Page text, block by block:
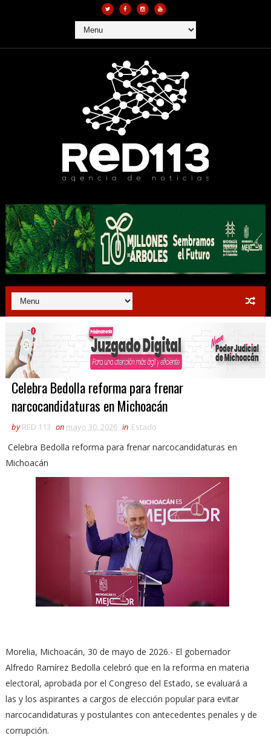
Celebra Bedolla reforma para frenar
narcocandidaturas en Michoacán
by RED 113 on mayo 30, 2026 in Estado
Celebra Bedolla reforma para frenar narcocandidaturas en
Michoacán
Morelia, Michoacán, 30 de mayo de 2026.- El gobernador
Alfredo Ramírez Bedolla celebró que en la reforma en materia
electoral, aprobada por el Congreso del Estado, se evaluará a
las y los aspirantes a cargos de elección popular para evitar
narcocandidaturas y postulantes con antecedentes penales y de
corrupción.